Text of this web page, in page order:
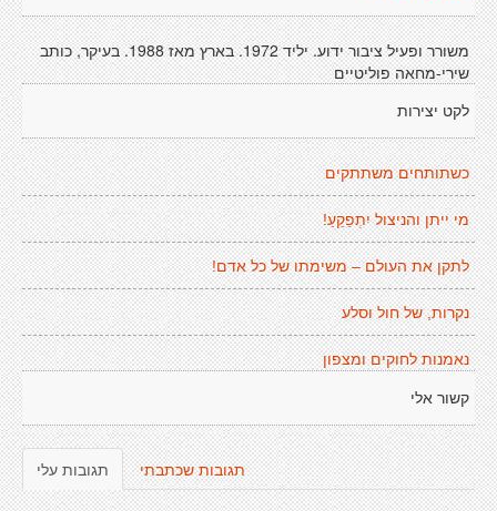
משורר ופעיל ציבור ידוע. יליד 1972. בארץ מאז 1988. בעיקר, כותב
שירי-מחאה פוליטיים
לקט יצירות
כשתותחים משתתקים
מי ייתן והניצול יִתְפַקֵעַ!
לתקן את העולם – משימתו של כל אדם!
נקרות, של חול וסלע
נאמנות לחוקים ומצפון
קשור אלי
תגובות עלי תגובות שכתבתי